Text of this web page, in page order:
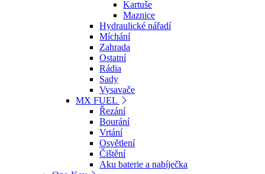
Kartuše
Maznice
Hydraulické nářadí
Míchání
Zahrada
Ostatní
Rádia
Sady
Vysavače
MX FUEL
Řezání
Bourání
Vrtání
Osvětlení
Čištění
Aku baterie a nabíječka